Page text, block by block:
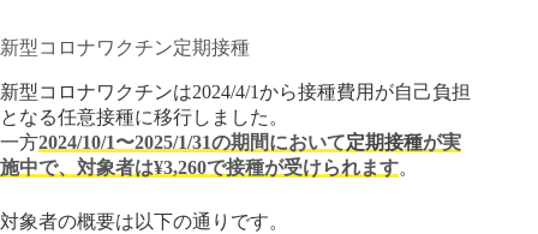
新型コロナワクチン定期接種
新型コロナワクチンは2024/4/1から接種費用が自己負担
となる任意接種に移行しました。
一方2024/10/1〜2025/1/31の期間において定期接種が実
施中で、対象者は¥3,260で接種が受けられます。
対象者の概要は以下の通りです。